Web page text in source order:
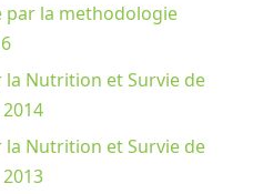
la methodologie
Nutrition et Survie de
Nutrition et Survie de